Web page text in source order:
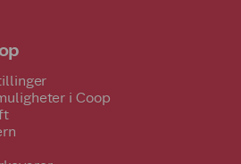
i Coop